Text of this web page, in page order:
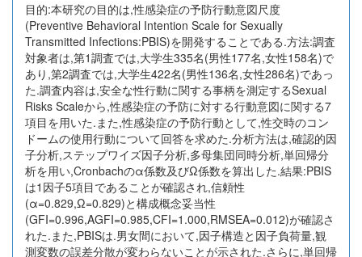
目的:本研究の目的は,性感染症の予防行動意図尺度
(Preventive Behavioral Intention Scale for Sexually
Transmitted Infections:PBIS)を開発することである.方法:調査
対象者は,第1調査では,大学生335名(男性177名,女性158名)で
あり,第2調査では,大学生422名(男性136名,女性286名)であっ
た.調査内容は,安全な性行動に関する事柄を測定するSexual
Risks Scaleから,性感染症の予防に対する行動意図に関する7
項目を用いた.また,性感染症の予防行動として,性交時のコン
ドームの使用行動について回答を求めた.分析方法は,確認的因
子分析,ステップワイズ因子分析,多母集団同時分析,単回帰分
析を用い,Cronbachのα係数及びΩ係数を算出した.結果:PBIS
は1因子5項目であることが確認され,信頼性
(α=0.829,Ω=0.829)と構成概念妥当性
(GFI=0.996,AGFI=0.985,CFI=1.000,RMSEA=0.012)が確認さ
れた.また,PBISは.男女間において,因子構造と因子負荷量,観
測変数の誤差分散が変わらないことが示された.さらに,単回帰